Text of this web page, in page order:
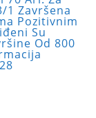
1 Završena
Pozitivnim
Su
Od 800